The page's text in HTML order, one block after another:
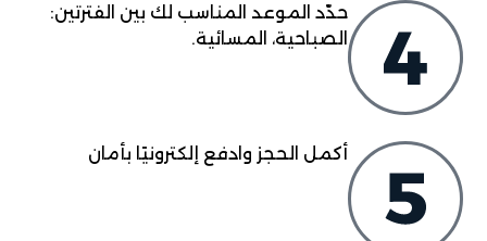
حدّد الموعد المناسب لك بين الفترتين:
الصباحية، المسائية.
أكمل الحجز وادفع إلكترونيًا بأمان